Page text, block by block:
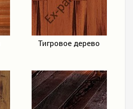
Тигровое дерево